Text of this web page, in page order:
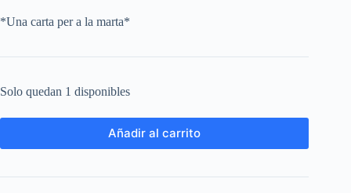
*Una carta per a la marta*
Solo quedan 1 disponibles
Añadir al carrito